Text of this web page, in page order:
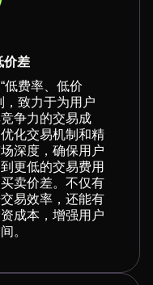
价差
低费率、低价
，致力于为用户
争力的交易成
化交易机制和精
深度，确保用户
更低的交易费用
卖价差。不仅有
易效率，还能有
成本，增强用户
。